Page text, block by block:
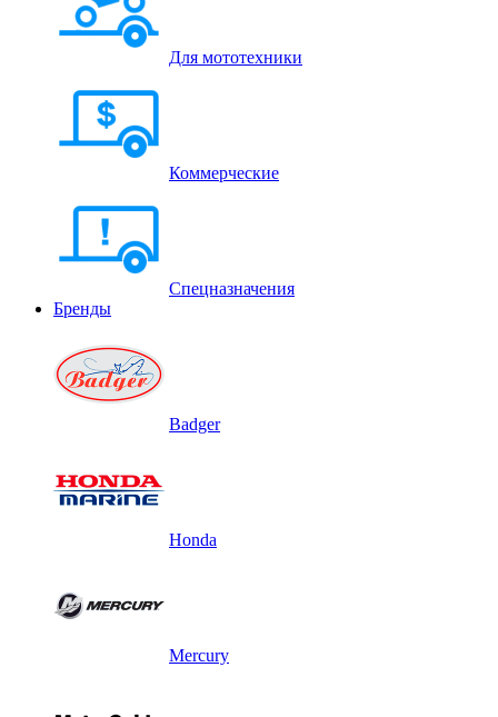
Для мототехники
Коммерческие
Спецназначения
Бренды
Badger
Honda
Mercury